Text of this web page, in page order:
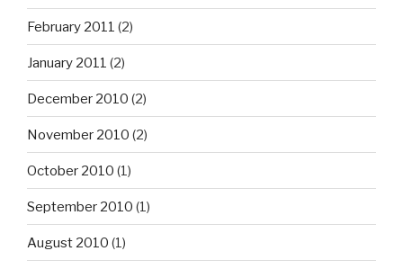
February 2011 (2)
January 2011 (2)
December 2010 (2)
November 2010 (2)
October 2010 (1)
September 2010 (1)
August 2010 (1)